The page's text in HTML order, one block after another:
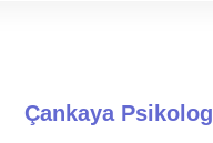
Çankaya Psikolog